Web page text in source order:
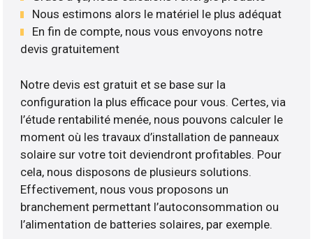
Nous estimons alors le matériel le plus adéquat
En fin de compte, nous vous envoyons notre
devis gratuitement
Notre devis est gratuit et se base sur la
configuration la plus efficace pour vous. Certes, via
l’étude rentabilité menée, nous pouvons calculer le
moment où les travaux d’installation de panneaux
solaire sur votre toit deviendront profitables. Pour
cela, nous disposons de plusieurs solutions.
Effectivement, nous vous proposons un
branchement permettant l’autoconsommation ou
l’alimentation de batteries solaires, par exemple.